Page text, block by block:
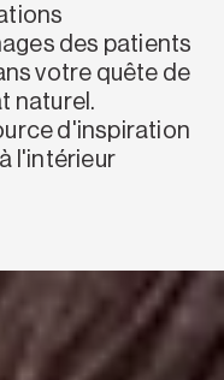
des patients
votre quête de
naturel.
d'inspiration
l'intérieur